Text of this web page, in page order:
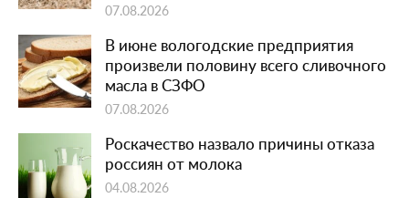
07.08.2026
В июне вологодские предприятия
произвели половину всего сливочного
масла в СЗФО
07.08.2026
Роскачество назвало причины отказа
россиян от молока
04.08.2026